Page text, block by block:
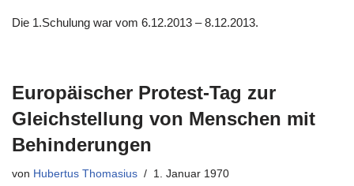
Die 1.Schulung war vom 6.12.2013 – 8.12.2013.
Europäischer Protest-Tag zur
Gleichstellung von Menschen mit
Behinderungen
von Hubertus Thomasius 1. Januar 1970